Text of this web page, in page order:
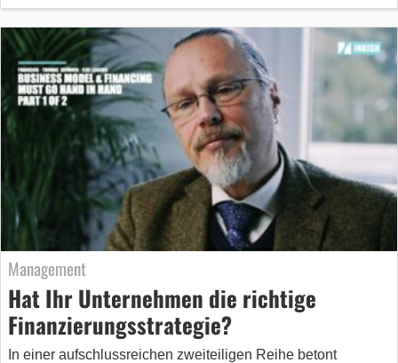
Management
Hat Ihr Unternehmen die richtige
Finanzierungsstrategie?
In einer aufschlussreichen zweiteiligen Reihe betont